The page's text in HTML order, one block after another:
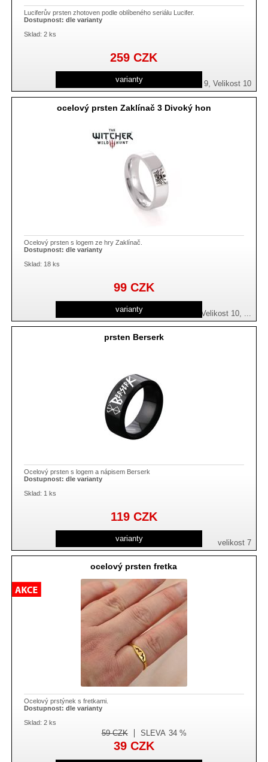
Luciferův prsten zhotoven podle oblíbeného seriálu Lucifer.
Dostupnost:dle varianty
Sklad: 2 ks
varianty Velikost 9, Velikost 10
259CZK
ocelový prsten Zaklínač 3 Divoký hon
Ocelový prsten s logem ze hry Zaklínač.
Dostupnost:dle varianty
Sklad: 18 ks
varianty
Velikost 7, Velikost 8, Velikost 9, Velikost 10, ...
99 CZK
prsten Berserk
Ocelový prsten s logem a nápisem Berserk
Dostupnost:dle varianty
Sklad: 1 ks
varianty velikost 7
119 CZK
ocelový prsten fretka
Ocelový prstýnek s fretkami.
Dostupnost:dle varianty
Sklad: 2 ks
39 CZK
SLEVA 34 %
59CZK